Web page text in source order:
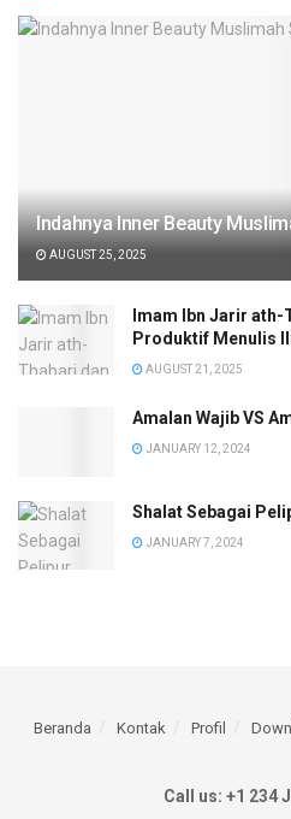
Indahnya Inner Beauty
AUGUST 25, 2025
Imam Ibn Jarir
Produktif Menulis
AUGUST 21, 2025
Amalan Wajib VS
JANUARY 12, 2024
Shalat Sebagai
JANUARY 7, 2024
Beranda Kontak Profil
Call us: +1 234